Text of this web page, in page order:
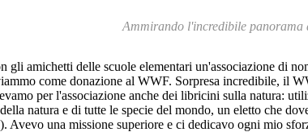
Ammirando l'incredibile panorama
gli amichetti delle scuole elementari un'associazione
come donazione al WWF. Sorpresa incredibile, il
per l'associazione anche dei libricini sulla natura:
natura e di tutte le specie del mondo, un eletto che
Avevo una missione superiore e ci dedicavo ogni mio